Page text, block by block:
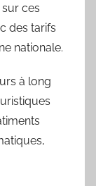
ces
des tarifs
nationale.
à long